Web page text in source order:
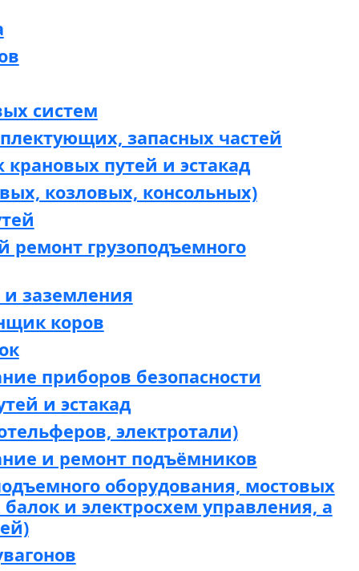
систем
запасных частей
путей и эстакад
козловых, консольных)
грузоподъемного
заземления
коров
приборов безопасности
и эстакад
электротали)
и ремонт подъёмников
оборудования, мостовых
и электросхем управления, а